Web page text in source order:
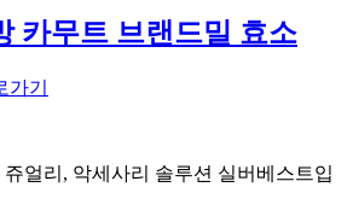
카무트 브랜드밀 효소
기
얼리, 악세사리 솔루션 실버베스트입